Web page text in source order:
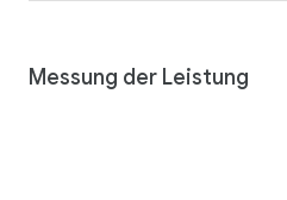
Messung der Leistung